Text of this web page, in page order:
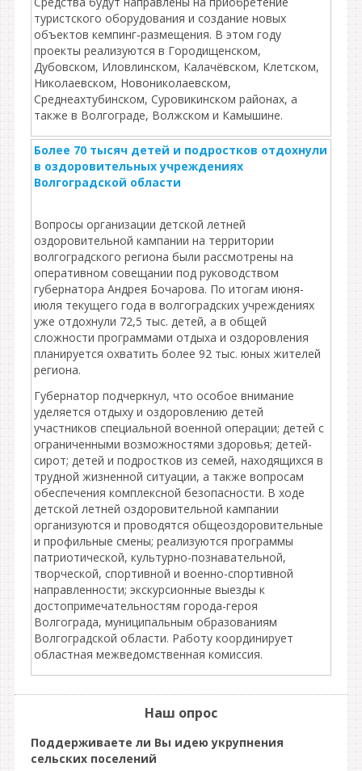
туристского оборудования и создание новых
объектов кемпинг‑размещения. В этом году
проекты реализуются в Городищенском,
Дубовском, Иловлинском, Калачёвском, Клетском,
Николаевском, Новониколаевском,
Среднеахтубинском, Суровикинском районах, а
также в Волгограде, Волжском и Камышине.
Более 70 тысяч детей и подростков отдохнули
в оздоровительных учреждениях
Волгоградской области
Вопросы организации детской летней
оздоровительной кампании на территории
волгоградского региона были рассмотрены на
оперативном совещании под руководством
губернатора Андрея Бочарова. По итогам июня-
июля текущего года в волгоградских учреждениях
уже отдохнули 72,5 тыс. детей, а в общей
сложности программами отдыха и оздоровления
планируется охватить более 92 тыс. юных жителей
региона.
Губернатор подчеркнул, что особое внимание
уделяется отдыху и оздоровлению детей
участников специальной военной операции; детей с
ограниченными возможностями здоровья; детей-
сирот; детей и подростков из семей, находящихся в
трудной жизненной ситуации, а также вопросам
обеспечения комплексной безопасности. В ходе
детской летней оздоровительной кампании
организуются и проводятся общеоздоровительные
и профильные смены; реализуются программы
патриотической, культурно-познавательной,
творческой, спортивной и военно-спортивной
направленности; экскурсионные выезды к
достопримечательностям города-героя
Волгограда, муниципальным образованиям
Волгоградской области. Работу координирует
областная межведомственная комиссия.
Наш опрос
Поддерживаете ли Вы идею укрупнения
сельских поселений